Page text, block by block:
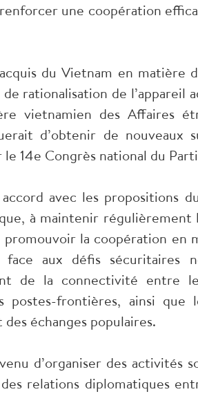
une coopération
du Vietnam en matière
rationalisation de l’appareil
vietnamien des Affaires
d’obtenir de nouveaux
14e Congrès national du
avec les propositions
à maintenir régulièrement
la coopération en
aux défis sécuritaires
de la connectivité entre
frontières, ainsi que
échanges populaires.
d’organiser des activités
relations diplomatiques